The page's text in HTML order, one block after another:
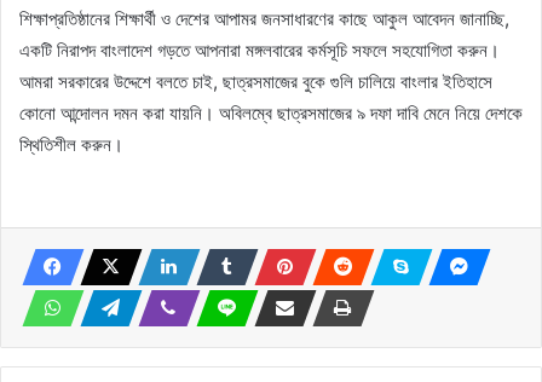
শিক্ষাপ্রতিষ্ঠানের শিক্ষার্থী ও দেশের আপামর জনসাধারণের কাছে আকুল আবেদন জানাচ্ছি,
একটি নিরাপদ বাংলাদেশ গড়তে আপনারা মঙ্গলবারের কর্মসূচি সফলে সহযোগিতা করুন।
আমরা সরকারের উদ্দেশে বলতে চাই, ছাত্রসমাজের বুকে গুলি চালিয়ে বাংলার ইতিহাসে
কোনো আন্দোলন দমন করা যায়নি। অবিলম্বে ছাত্রসমাজের ৯ দফা দাবি মেনে নিয়ে দেশকে
স্থিতিশীল করুন।